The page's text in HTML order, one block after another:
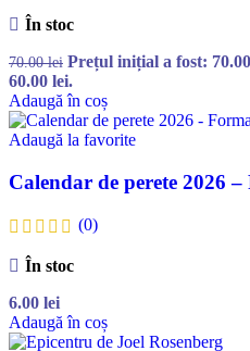
În stoc
70.00lei Prețul inițial a fost:
60.00 lei.
Adaugă în coș
Adaugă la favorite
Calendar de perete 2026
(0)
În stoc
6.00 lei
Adaugă în coș